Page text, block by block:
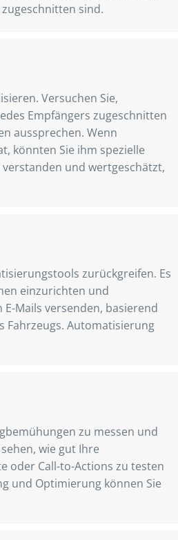
sind.
Versuchen Sie,
Empfängers zugeschnitten
aussprechen. Wenn
könnten Sie ihm spezielle
und wertgeschätzt,
zurückgreifen. Es
einzurichten und
Mails versenden, basierend
Fahrzeugs. Automatisierung
zu messen und
wie gut Ihre
oder Call-to-Actions zu testen
und Optimierung können Sie